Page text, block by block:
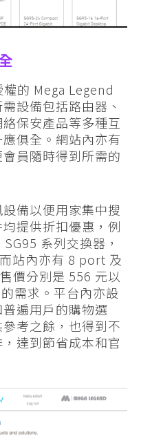
的 Mega Legend
設備包括路由器、
保安產品等多種互
俱全。網站內亦有
員隨時得到所需的
備以便用家集中搜
提供折扣優惠，例
系列交換器，
而站內亦有 8 port 及
價分別是 556 元以
需求。平台內亦設
遍用戶的購物選
考之餘，也得到不
達到節省成本和官